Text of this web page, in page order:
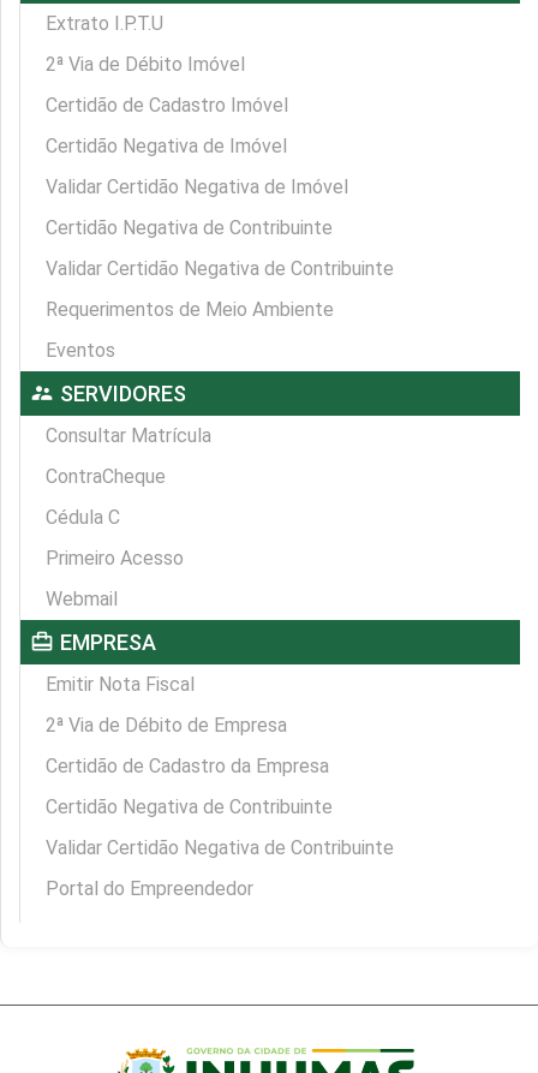
Extrato I.P.T.U
2ª Via de Débito Imóvel
Certidão de Cadastro Imóvel
Certidão Negativa de Imóvel
Validar Certidão Negativa de Imóvel
Certidão Negativa de Contribuinte
Validar Certidão Negativa de Contribuinte
Requerimentos de Meio Ambiente
Eventos
supervisor_account SERVIDORES
Consultar Matrícula
ContraCheque
Cédula C
Primeiro Acesso
Webmail
card_travel EMPRESA
Emitir Nota Fiscal
2ª Via de Débito de Empresa
Certidão de Cadastro da Empresa
Certidão Negativa de Contribuinte
Validar Certidão Negativa de Contribuinte
Portal do Empreendedor